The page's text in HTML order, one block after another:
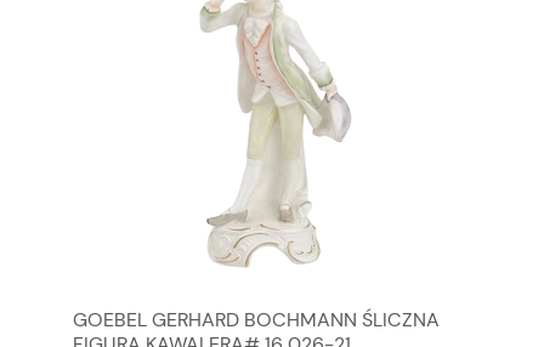
GOEBEL GERHARD BOCHMANN ŚLICZNA